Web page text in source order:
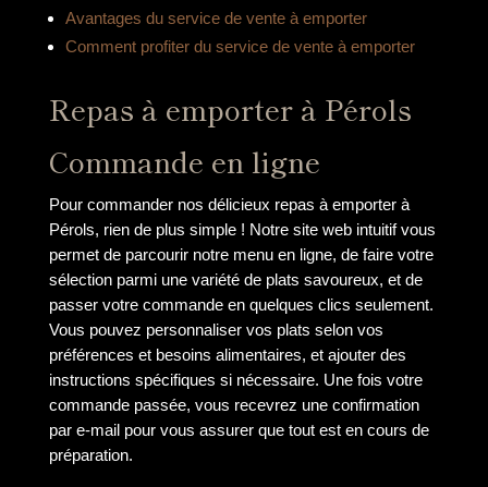
Avantages du service de vente à emporter
Comment profiter du service de vente à emporter
Repas à emporter à Pérols
Commande en ligne
Pour commander nos délicieux repas à emporter à
Pérols, rien de plus simple ! Notre site web intuitif vous
permet de parcourir notre menu en ligne, de faire votre
sélection parmi une variété de plats savoureux, et de
passer votre commande en quelques clics seulement.
Vous pouvez personnaliser vos plats selon vos
préférences et besoins alimentaires, et ajouter des
instructions spécifiques si nécessaire. Une fois votre
commande passée, vous recevrez une confirmation
par e-mail pour vous assurer que tout est en cours de
préparation.